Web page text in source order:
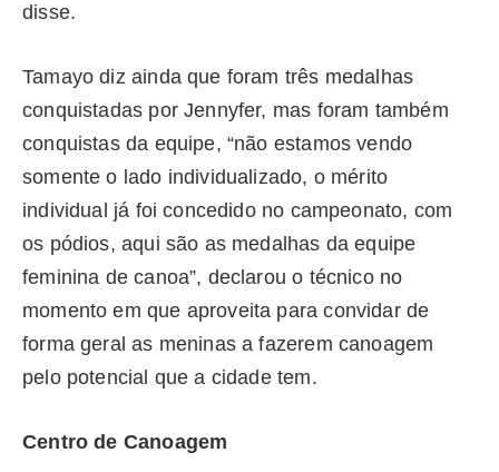
disse.
Tamayo diz ainda que foram três medalhas
conquistadas por Jennyfer, mas foram também
conquistas da equipe, “não estamos vendo
somente o lado individualizado, o mérito
individual já foi concedido no campeonato, com
os pódios, aqui são as medalhas da equipe
feminina de canoa”, declarou o técnico no
momento em que aproveita para convidar de
forma geral as meninas a fazerem canoagem
pelo potencial que a cidade tem.
Centro de Canoagem